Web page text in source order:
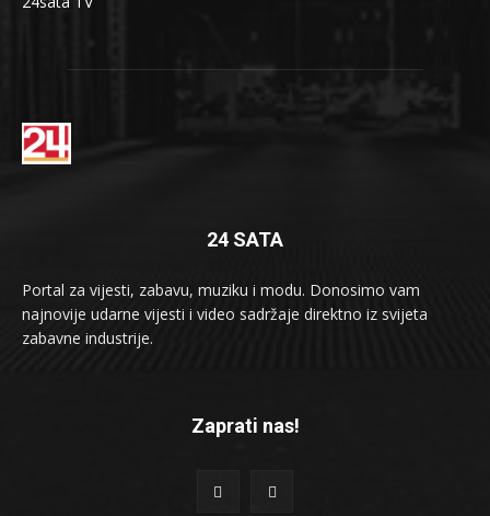
24 SATA
Portal za vijesti, zabavu, muziku i modu. Donosimo vam
najnovije udarne vijesti i video sadržaje direktno iz svijeta
zabavne industrije.
Zaprati nas!